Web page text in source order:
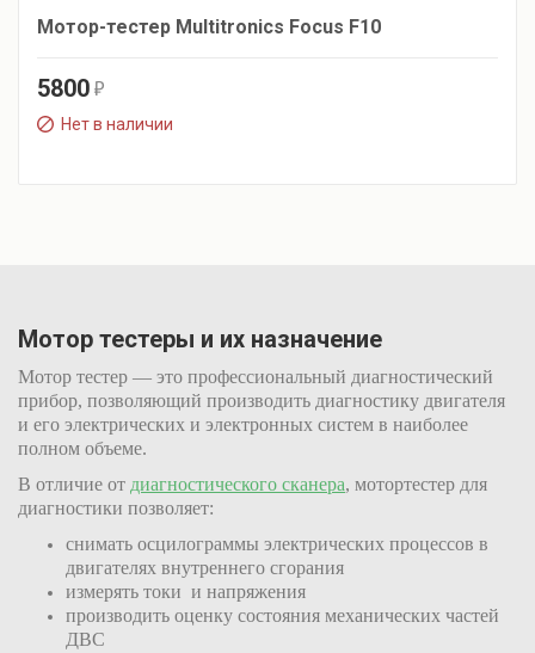
Мотор-тестер Multitronics Focus F10
5800 r
Нет в наличии
Мотор тестеры и их назначение
Мотор тестер — это профессиональный диагностический
прибор, позволяющий производить диагностику двигателя
и его электрических и электронных систем в наиболее
полном объеме.
В отличие от диагностического сканера, мотортестер для
диагностики позволяет:
снимать осцилограммы электрических процессов в
двигателях внутреннего сгорания
измерять токи и напряжения
производить оценку состояния механических частей
ДВС